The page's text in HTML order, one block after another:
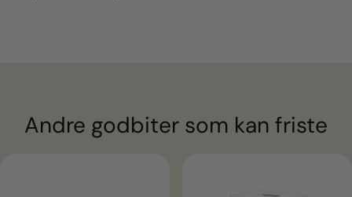
Andre godbiter som kan friste